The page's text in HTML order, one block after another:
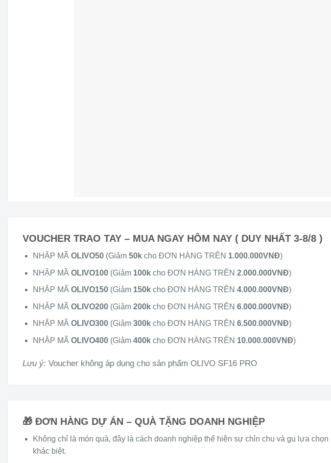
VOUCHER TRAO TAY – MUA NGAY HÔM NAY ( DUY NHẤT 3-8/8 )
NHẬP MÃ OLIVO50(Giảm 50kcho ĐƠN HÀNG TRÊN 1.000.000VNĐ)
NHẬP MÃ OLIVO100(Giảm 100kcho ĐƠN HÀNG TRÊN 2.000.000VNĐ)
NHẬP MÃ OLIVO150(Giảm 150kcho ĐƠN HÀNG TRÊN 4.000.000VNĐ)
NHẬP MÃ OLIVO200(Giảm 200kcho ĐƠN HÀNG TRÊN 6.000.000VNĐ)
NHẬP MÃ OLIVO300(Giảm 300kcho ĐƠN HÀNG TRÊN 6.500.000VNĐ)
NHẬP MÃ OLIVO400(Giảm 400kcho ĐƠN HÀNG TRÊN 10.000.000VNĐ)
Lưu ý: Voucher không áp dụng cho sản phẩm OLIVO SF16 PRO
🎁 ĐƠN HÀNG DỰ ÁN – QUÀ TẶNG DOANH NGHIỆP
Không chỉ là món quà, đây là cách doanh nghiệp thể hiện sự chỉn chu và gu lựa chọn
khác biệt.